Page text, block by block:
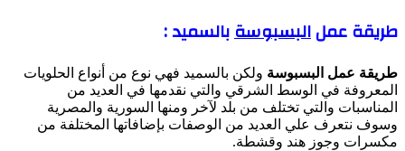
طريقة عملالبسبوسةبالسميد :
طريقة عمل البسبوسة ولكن بالسميد فهي نوع من أنواع الحلويات
المعروفة في الوسط الشرقي والتي نقدمها في العديد من
المناسبات والتي تختلف من بلد لآخر ومنها السورية والمصرية
وسوف نتعرف علي العديد من الوصفات بإضافاتها المختلفة من
مكسرات وجوز هند وقشطة.